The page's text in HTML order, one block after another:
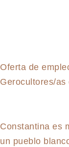
Oferta de
Gerocultores/
Constantina es
un pueblo